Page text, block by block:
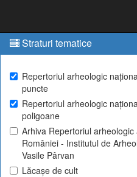
Straturi tematice
Repertoriul arheologic
puncte
Repertoriul arheologic
poligoane
Arhiva Repertoriul arheologic
României - Institutul de
Vasile Pârvan
Lăcașe de cult